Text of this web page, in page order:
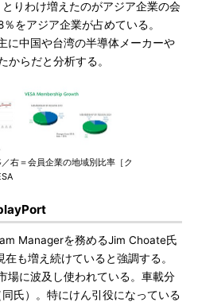
りわけ増えたのがアジア企業の会
をアジア企業が占めている。
に中国や台湾の半導体メーカーや
からだと分析する。
右＝会員企業の地域別比率［ク
Managerを務めるJim Choate氏
も増え続けていると強調する。
場に波及し使われている。車載分
氏）。特にけん引役になっている